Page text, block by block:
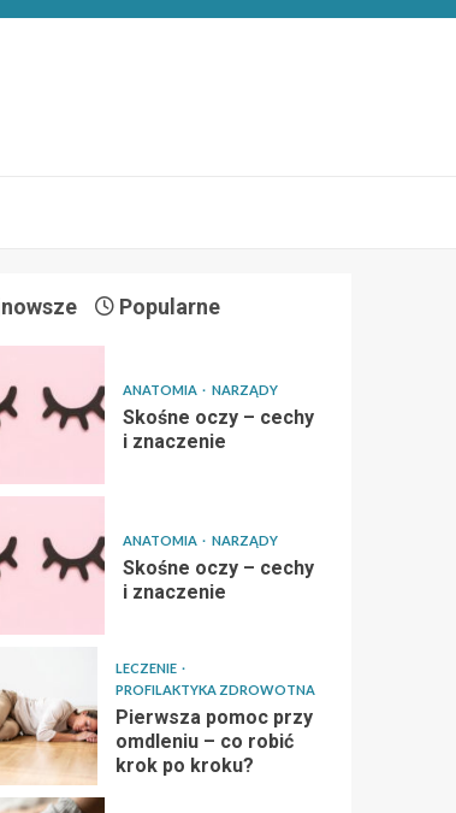
Popularne
ANATOMIA NARZĄDY
Skośne oczy – cechy
i znaczenie
ANATOMIA NARZĄDY
Skośne oczy – cechy
i znaczenie
LECZENIE
PROFILAKTYKA ZDROWOTNA
Pierwsza pomoc przy
omdleniu – co robić
krok po kroku?